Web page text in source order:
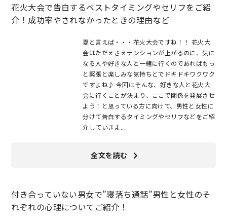
花火大会で告白するベストタイミングやセリフをご紹
介！成功率やされなかったときの理由など
夏と言えば・・・花火大会ですね！！ 花火大
会はただえさえテンションが上がるのに、気に
なる人や好きな人と一緒に行くのであればもっ
と緊張と楽しみな気持ちとでドキドキワクワク
ですよね♪ 今回はそんな、好きな人と花火大
会に行くことが決まり、ここで関係を発展させ
よう！と思っている方に向けて、男性と女性に
分けて告白するタイミングやセリフなどをご紹
介していきま...
全文を読む
付き合っていない男女で”寝落ち通話”男性と女性のそ
れぞれの心理についてご紹介！